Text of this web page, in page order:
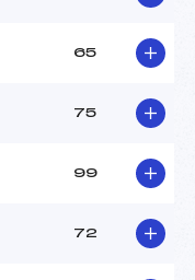
65
75
99
72